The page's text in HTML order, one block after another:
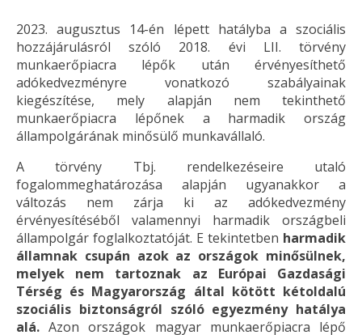
2023. augusztus 14-én lépett hatályba a szociális
hozzájárulásról szóló 2018. évi LII. törvény
munkaerőpiacra lépők után érvényesíthető
adókedvezményre vonatkozó szabályainak
kiegészítése, mely alapján nem tekinthető
munkaerőpiacra lépőnek a harmadik ország
állampolgárának minősülő munkavállaló.
A törvény Tbj. rendelkezéseire utaló
fogalommeghatározása alapján ugyanakkor a
változás nem zárja ki az adókedvezmény
érvényesítéséből valamennyi harmadik országbeli
állampolgár foglalkoztatóját. E tekintetben harmadik
államnak csupán azok az országok minősülnek,
melyek nem tartoznak az Európai Gazdasági
Térség és Magyarország által kötött kétoldalú
szociális biztonságról szóló egyezmény hatálya
alá. Azon országok magyar munkaerőpiacra lépő